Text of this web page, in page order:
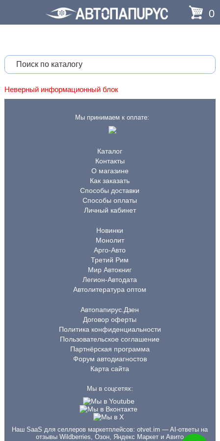
0
Неверный информационный блок
Мы принимаем к оплате:
Каталог
Контакты
О магазине
Как заказать
Способы доставки
Способы оплаты
Личный кабинет
Новинки
Монолит
Арго-Авто
Третий Рим
Мир Автокниг
Легион-Автодата
Автолитература оптом
Автопапирус.Дзен
Договор оферты
Политика конфиденциальности
Пользовательское соглашение
Партнёрская программа
Форум автодиагностов
Карта сайта
Мы в соцсетях:
Наш SaaS для селлеров маркетплейсов:otvet.im — AI-ответы на
отзывы Wildberries, Озон, Яндекс Маркет и Авито